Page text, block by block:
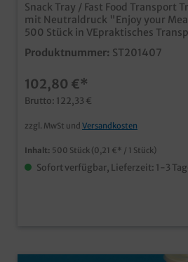
Snack Tray / Fast Food Transport
mit Neutraldruck "Enjoy your
500 Stück in VEpraktisches
Kartonideal für den Fastfood und
modernem Neutraldruck für die
Automatikkartonauch individuell
anderen Größen produzierbar
Produktnummer: ST201407
102,80 €*
Brutto: 122,33 €
zzgl. MwSt und Versandkosten
Inhalt: 500 Stück (0,21 €* / 1 Stück)
Sofort verfügbar, Lieferzeit: 1-3